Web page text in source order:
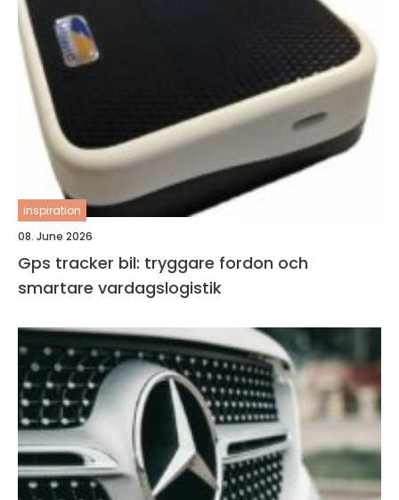
inspiration
08. June 2026
Gps tracker bil: tryggare fordon och
smartare vardagslogistik